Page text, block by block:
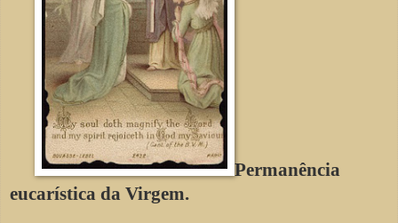
Permanência
eucarística da Virgem.